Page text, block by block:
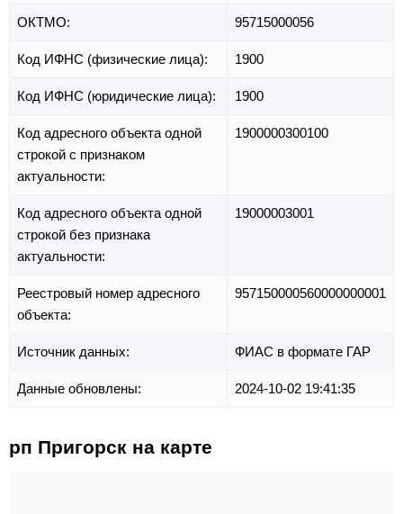
ОКТМО: 95715000056
Код ИФНС (физические лица): 1900
Код ИФНС (юридические лица): 1900
Код адресного объекта одной
строкой с признаком
актуальности:
1900000300100
Код адресного объекта одной
строкой без признака
актуальности:
19000003001
Реестровый номер адресного
объекта:
957150000560000000001
Источник данных: ФИАС в формате ГАР
Данные обновлены: 2024-10-02 19:41:35
рп Пригорск на карте